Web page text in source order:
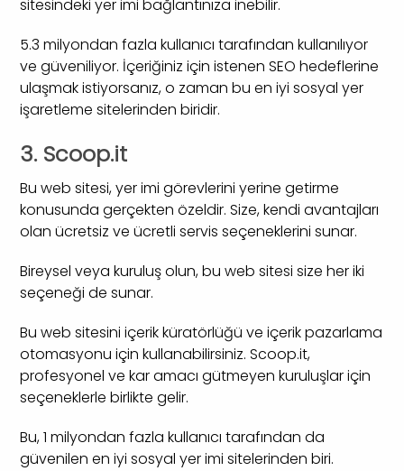
sitesindeki yer imi bağlantınıza inebilir.
5.3 milyondan fazla kullanıcı tarafından kullanılıyor
ve güveniliyor. İçeriğiniz için istenen SEO hedeflerine
ulaşmak istiyorsanız, o zaman bu en iyi sosyal yer
işaretleme sitelerinden biridir.
3. Scoop.it
Bu web sitesi, yer imi görevlerini yerine getirme
konusunda gerçekten özeldir. Size, kendi avantajları
olan ücretsiz ve ücretli servis seçeneklerini sunar.
Bireysel veya kuruluş olun, bu web sitesi size her iki
seçeneği de sunar.
Bu web sitesini içerik küratörlüğü ve içerik pazarlama
otomasyonu için kullanabilirsiniz. Scoop.it,
profesyonel ve kar amacı gütmeyen kuruluşlar için
seçeneklerle birlikte gelir.
Bu, 1 milyondan fazla kullanıcı tarafından da
güvenilen en iyi sosyal yer imi sitelerinden biri.